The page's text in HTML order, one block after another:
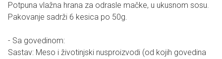
Potpuna vlažna hrana za odrasle mačke, u ukusnom sosu.
Pakovanje sadrži 6 kesica po 50g.
- Sa govedinom:
Sastav: Meso i životinjski nusproizvodi (od kojih govedina